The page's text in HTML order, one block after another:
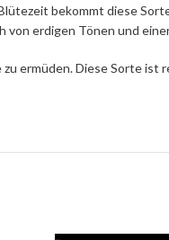
bekommt diese
von erdigen Tönen und
ermüden. Diese Sorte